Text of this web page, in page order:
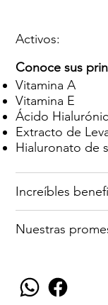
Activos:
Conoce sus
Vitamina A
Vitamina E
Ácido
Extracto de
Hialuronato de
Increíbles
Nuestras